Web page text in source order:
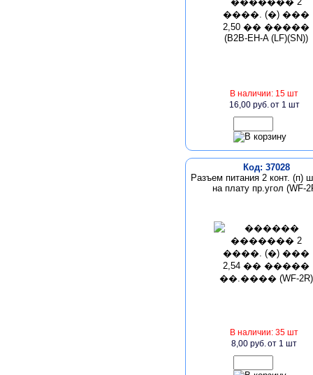
В наличии: 15 шт
16,00 руб.от 1 шт
Код: 37028
Разъем питания 2 конт. (п)
на плату пр.угол (WF-
В наличии: 35 шт
8,00 руб.от 1 шт